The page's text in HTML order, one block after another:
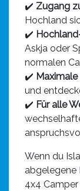
✔️ Zugang
Hochland
✔️
Askja oder
normalen
✔️
und
✔️ Für alle
Wenn du
abgelegene
4x4